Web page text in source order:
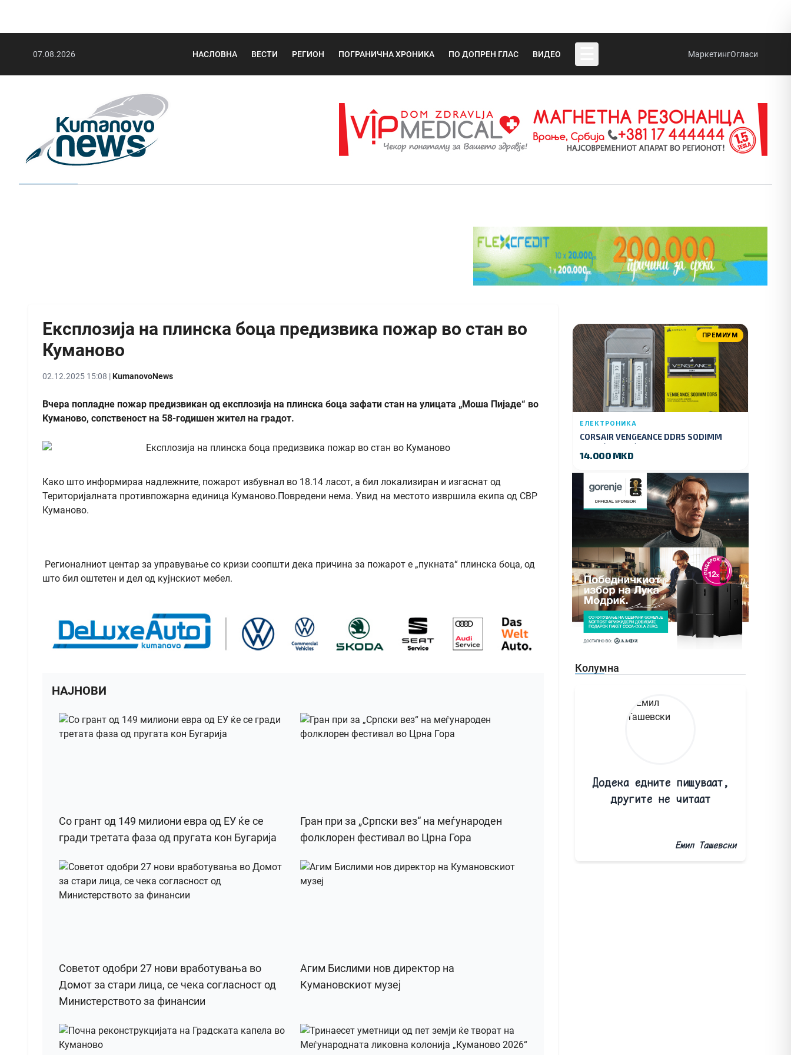
07.08.2026 НАСЛОВНА ВЕСТИ РЕГИОН ПОГРАНИЧНА ХРОНИКА ПО ДОПРЕН ГЛАС ВИДЕО МаркетингОгласи
Експлозија на плинска боца предизвика пожар во стан во
Куманово
02.12.2025 15:08 |KumanovoNews
Вчера попладне пожар предизвикан од експлозија на плинска боца зафати стан на улицата „Моша Пијаде“ во
Куманово, сопственост на 58-годишен жител на градот.
Како што информираа надлежните, пожарот избувнал во 18.14 ласот, а бил локализиран и изгаснат од
Територијалната противпожарна единица Куманово.Повредени нема. Увид на местото извршила екипа од СВР
Куманово.
Регионалниот центар за управување со кризи соопшти дека причина за пожарот е „пукната“ плинска боца, од
што бил оштетен и дел од кујнскиот мебел.
НАЈНОВИ
Со грант од 149 милиони евра од ЕУ ќе се
гради третата фаза од пругата кон Бугарија
Гран при за „Српски вез“ на меѓународен
фолклорен фестивал во Црна Гора
Советот одобри 27 нови вработувања во
Домот за стари лица, се чека согласност од
Министерството за финансии
Агим Бислими нов директор на
Кумановскиот музеј
ПРЕМИУМ
ЕЛЕКТРОНИКА
CORSAIR VENGEANCE DDR5 SODIMM
32GB (2x16GB) DDR5 4800MT/s
14.000 MKD
Колумна
Додека едните пишуваат,
другите не читаат
Емил Ташевски